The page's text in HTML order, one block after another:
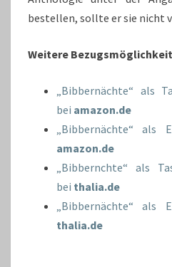
bestellen, sollte er sie nicht
Weitere
„Bibbernächte“ als
bei amazon.de
„Bibbernächte“ als
amazon.de
„Bibbernchte“ als
bei thalia.de
„Bibbernächte“ als
thalia.de